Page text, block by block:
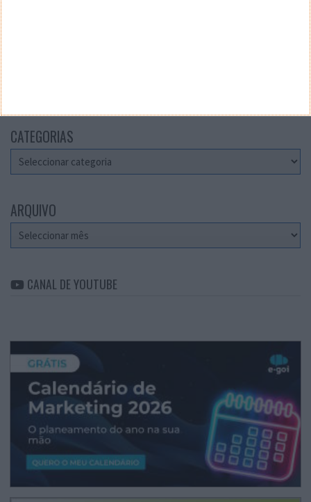
CATEGORIAS
Categorias
ARQUIVO
Arquivo
CANAL DE YOUTUBE